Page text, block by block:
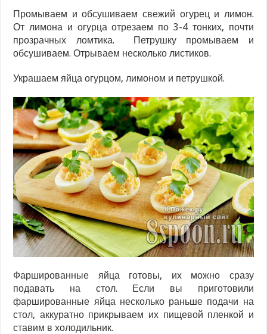
Промываем и обсушиваем свежий огурец и лимон.
От лимона и огурца отрезаем по 3-4 тонких, почти
прозрачных ломтика. Петрушку промываем и
обсушиваем. Отрываем несколько листиков.
Украшаем яйца огурцом, лимоном и петрушкой.
Фаршированные яйца готовы, их можно сразу
подавать на стол. Если вы приготовили
фаршированные яйца несколько раньше подачи на
стол, аккуратно прикрываем их пищевой пленкой и
ставим в холодильник.